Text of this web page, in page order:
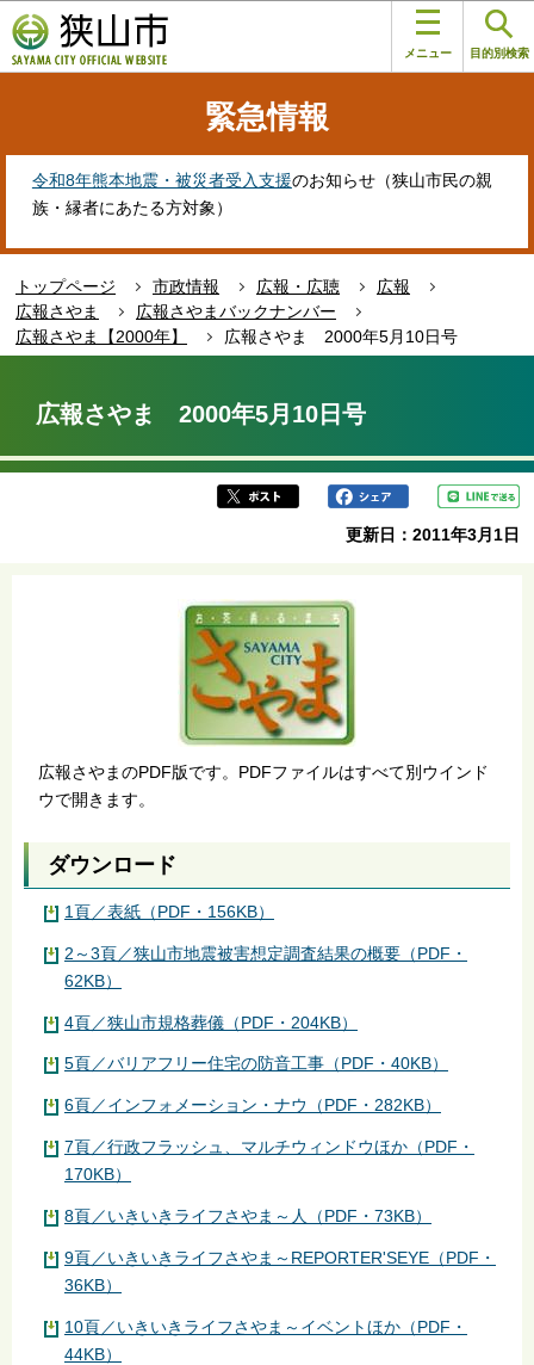
の
ペ
す
メニュー 目的別検索
緊急情報
令和8年熊本地震・被災者受入支援のお知らせ（狭山市民の親
族・縁者にあたる方対象）
トップページ 市政情報 広報・広聴
広報
広報さやま
広報さやまバックナンバー
広報さやま【2000年】
広報さやま 2000年5月10日号
か
広報さやま 2000年5月10日号
更新日：2011年3月1日
広報さやまのPDF版です。PDFファイルはすべて別ウインド
ウで開きます。
ダウンロード
1頁／表紙（PDF・156KB）
2～3頁／狭山市地震被害想定調査結果の概要（PDF・
62KB）
4頁／狭山市規格葬儀（PDF・204KB）
5頁／バリアフリー住宅の防音工事（PDF・40KB）
6頁／インフォメーション・ナウ（PDF・282KB）
7頁／行政フラッシュ、マルチウィンドウほか（PDF・
170KB）
8頁／いきいきライフさやま～人（PDF・73KB）
9頁／いきいきライフさやま～REPORTER'SEYE（PDF・
36KB）
10頁／いきいきライフさやま～イベントほか（PDF・
44KB）